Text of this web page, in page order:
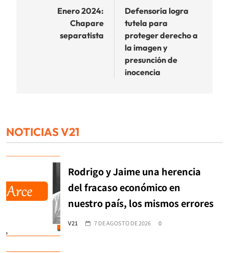
entradas
Enero 2024:
Chapare
separatista
Defensoría logra
tutela para
proteger derecho a
la imagen y
presunción de
inocencia
NOTICIAS V21
Rodrigo y Jaime una herencia
del fracaso económico en
nuestro país, los mismos errores
V21 7 DE AGOSTO DE 2026 0